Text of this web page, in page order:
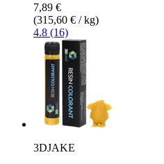
7,89 €
(315,60 € / kg)
4.8 (16)
3DJAKE